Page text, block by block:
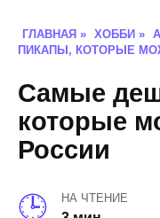
ГЛАВНАЯ » ХОББИ »
ПИКАПЫ, КОТОРЫЕ
Самые
которые
России
НА ЧТЕНИЕ